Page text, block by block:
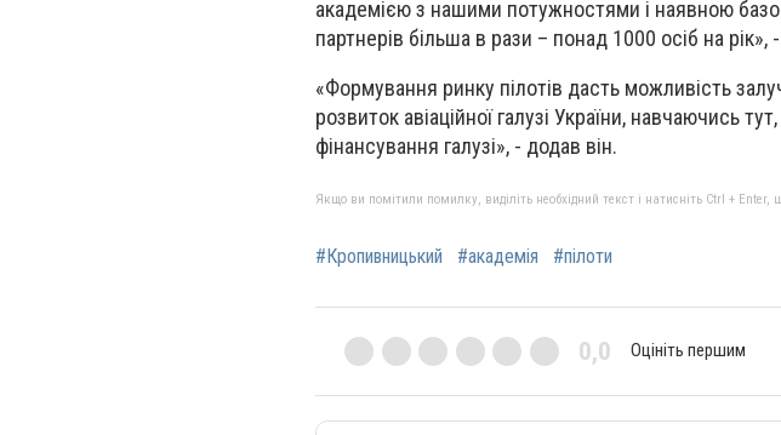
академією з нашими потужностями і наявною
партнерів більша в рази – понад 1000 осіб на
«Формування ринку пілотів дасть можливість
розвиток авіаційної галузі України, навчаючись
фінансування галузі», - додав він.
Якщо ви помітили помилку, виділіть необхідний текст і натисніть Ctrl + Enter,
#Кропивницький #академія #пілоти
0,0 Оцініть першим